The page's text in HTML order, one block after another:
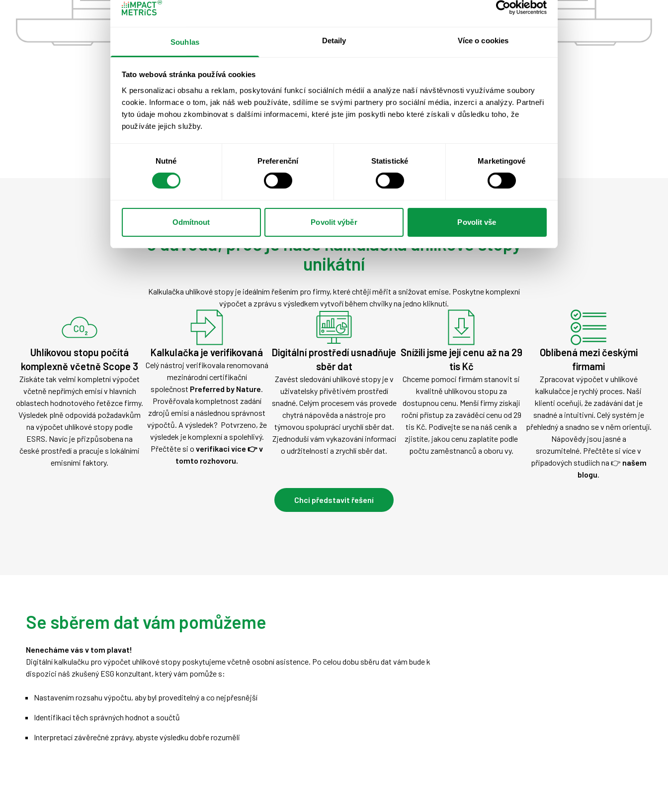
Souhlas Detaily Více o cookies
Tato webová stránka používá cookies
K personalizaci obsahu a reklam, poskytování funkcí sociálních médií a analýze naší návštěvnosti využíváme soubory
cookie. Informace o tom, jak náš web používáte, sdílíme se svými partnery pro sociální média, inzerci a analýzy. Partneři
tyto údaje mohou zkombinovat s dalšími informacemi, které jste jim poskytli nebo které získali v důsledku toho, že
používáte jejich služby.
Nutné Preferenční Statistické Marketingové
Odmítnout Povolit výběr Povolit vše
PROJEKTU
Chci představit řešení
5 důvodů, proč je naše kalkulačka uhlíkové stopy
unikátní
Kalkulačka uhlíkové stopy je ideálním řešením pro firmy, které chtějí měřit a snižovat emise. Poskytne komplexní
výpočet a zprávu s výsledkem vytvoří během chvilky na jedno kliknutí.
Uhlíkovou stopu počítá
komplexně včetně Scope 3
Získáte tak velmi kompletní výpočet
včetně nepřímých emisí v hlavních
oblastech hodnotového řetězce firmy.
Výsledek plně odpovídá požadavkům
na výpočet uhlíkové stopy podle
ESRS. Navíc je přizpůsobena na
české prostředí a pracuje s lokálními
emisními faktory.
Kalkulačka je verifikovaná
Celý nástroj verifikovala renomovaná
mezinárodní certifikační
společnost Preferred by Nature
Prověřovala kompletnost zadání
zdrojů emisí a následnou správnost
výpočtů. A výsledek? Potvrzeno, že
výsledek je komplexní a spolehlivý.
Přečtěte si o verifikaci více 👉 v
tomto rozhovoru.
Digitální prostředí usnadňuje
sběr dat
Zavést sledování uhlíkové stopy je v
uživatelsky přívětivém prostředí
snadné. Celým procesem vás provede
chytrá nápověda a nástroje pro
týmovou spolupráci urychlí sběr dat.
Zjednoduší vám vykazování informací
o udržitelnosti a zrychlí sběr dat.
Snížili jsme její cenu až na 29
tis Kč
Chceme pomoci firmám stanovit si
kvalitně uhlíkovou stopu za
dostupnou cenu. Menší firmy získají
roční přístup za zaváděcí cenu od 29
tis Kč. Podívejte se na náš ceník a
zjistíte, jakou cenu zaplatíte podle
počtu zaměstnanců a oboru vy.
Oblíbená mezi českými
firmami
Zpracovat výpočet v uhlíkové
kalkulačce je rychlý proces. Naši
klienti oceňují, že zadávání dat je
snadné a intuitivní. Celý systém je
přehledný a snadno se v něm orientují.
Nápovědy jsou jasné a
srozumitelné. Přečtěte si více v
případových studiích na 👉 našem
blogu
Chci představit řešení
Se sběrem dat vám pomůžeme
Nenecháme vás v tom plavat!
Digitální kalkulačku pro výpočet uhlíkové stopy poskytujeme včetně osobní asistence. Po celou dobu sběru dat vám bude k
dispozici náš zkušený ESG konzultant, který vám pomůže s:
Nastavením rozsahu výpočtu, aby byl proveditelný a co nejpřesnější
Identifikací těch správných hodnot a součtů
Interpretací závěrečné zprávy, abyste výsledku dobře rozuměli